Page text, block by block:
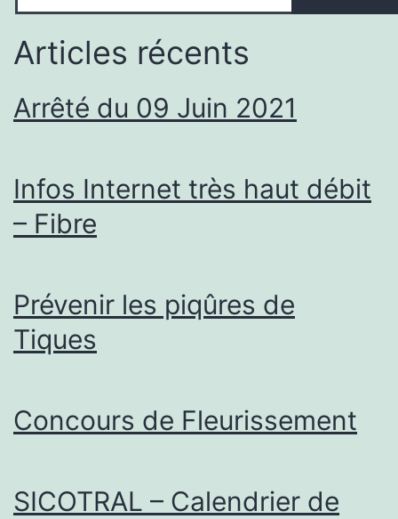
Articles récents
Arrêté du 09 Juin 2021
Infos Internet très haut débit
– Fibre
Prévenir les piqûres de
Tiques
Concours de Fleurissement
SICOTRAL – Calendrier de